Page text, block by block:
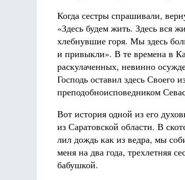
Когда сестры спрашивали,
«Здесь будем жить. Здесь вся
хлебнувшие горя. Мы здесь
и привыкли». В те времена в
раскулаченных, невинно
Господь оставил здесь Своего
преподобноисповедником
Вот история одной из его
из Саратовской области. В
лил дождь как из ведра, мы
меня на два года, трехлетняя
бабушкой.